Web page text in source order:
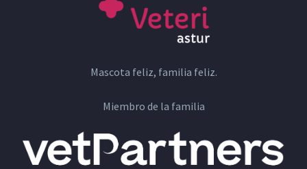
Mascota feliz, familia feliz.
Miembro de la familia